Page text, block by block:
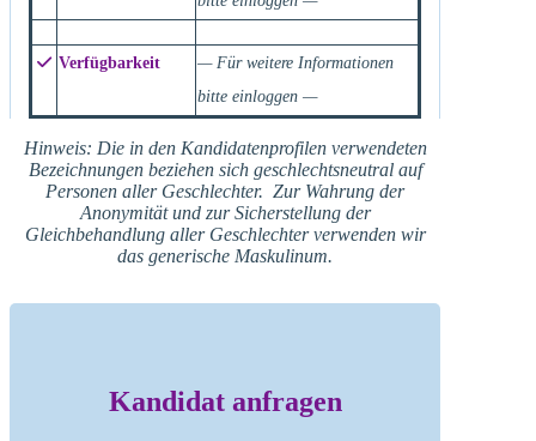
Verfügbarkeit
— Für weitere Informationen
bitte einloggen —
Hinweis: Die in den Kandidatenprofilen verwendeten
Bezeichnungen beziehen sich geschlechtsneutral auf
Personen aller Geschlechter. Zur Wahrung der
Anonymität und zur Sicherstellung der
Gleichbehandlung aller Geschlechter verwenden wir
das generische Maskulinum.
Kandidat anfragen